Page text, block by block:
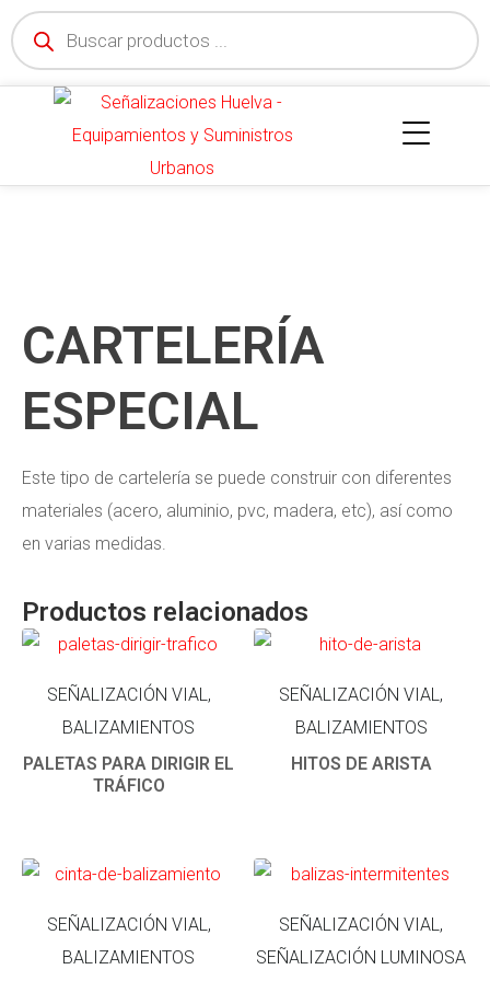
CARTELERÍA
ESPECIAL
Este tipo de cartelería se puede construir con diferentes
materiales (acero, aluminio, pvc, madera, etc), así como
en varias medidas.
Productos relacionados
SEÑALIZACIÓN VIAL,
BALIZAMIENTOS
PALETAS PARA DIRIGIR EL
TRÁFICO
SEÑALIZACIÓN VIAL,
BALIZAMIENTOS
HITOS DE ARISTA
SEÑALIZACIÓN VIAL,
BALIZAMIENTOS
SEÑALIZACIÓN VIAL,
SEÑALIZACIÓN LUMINOSA